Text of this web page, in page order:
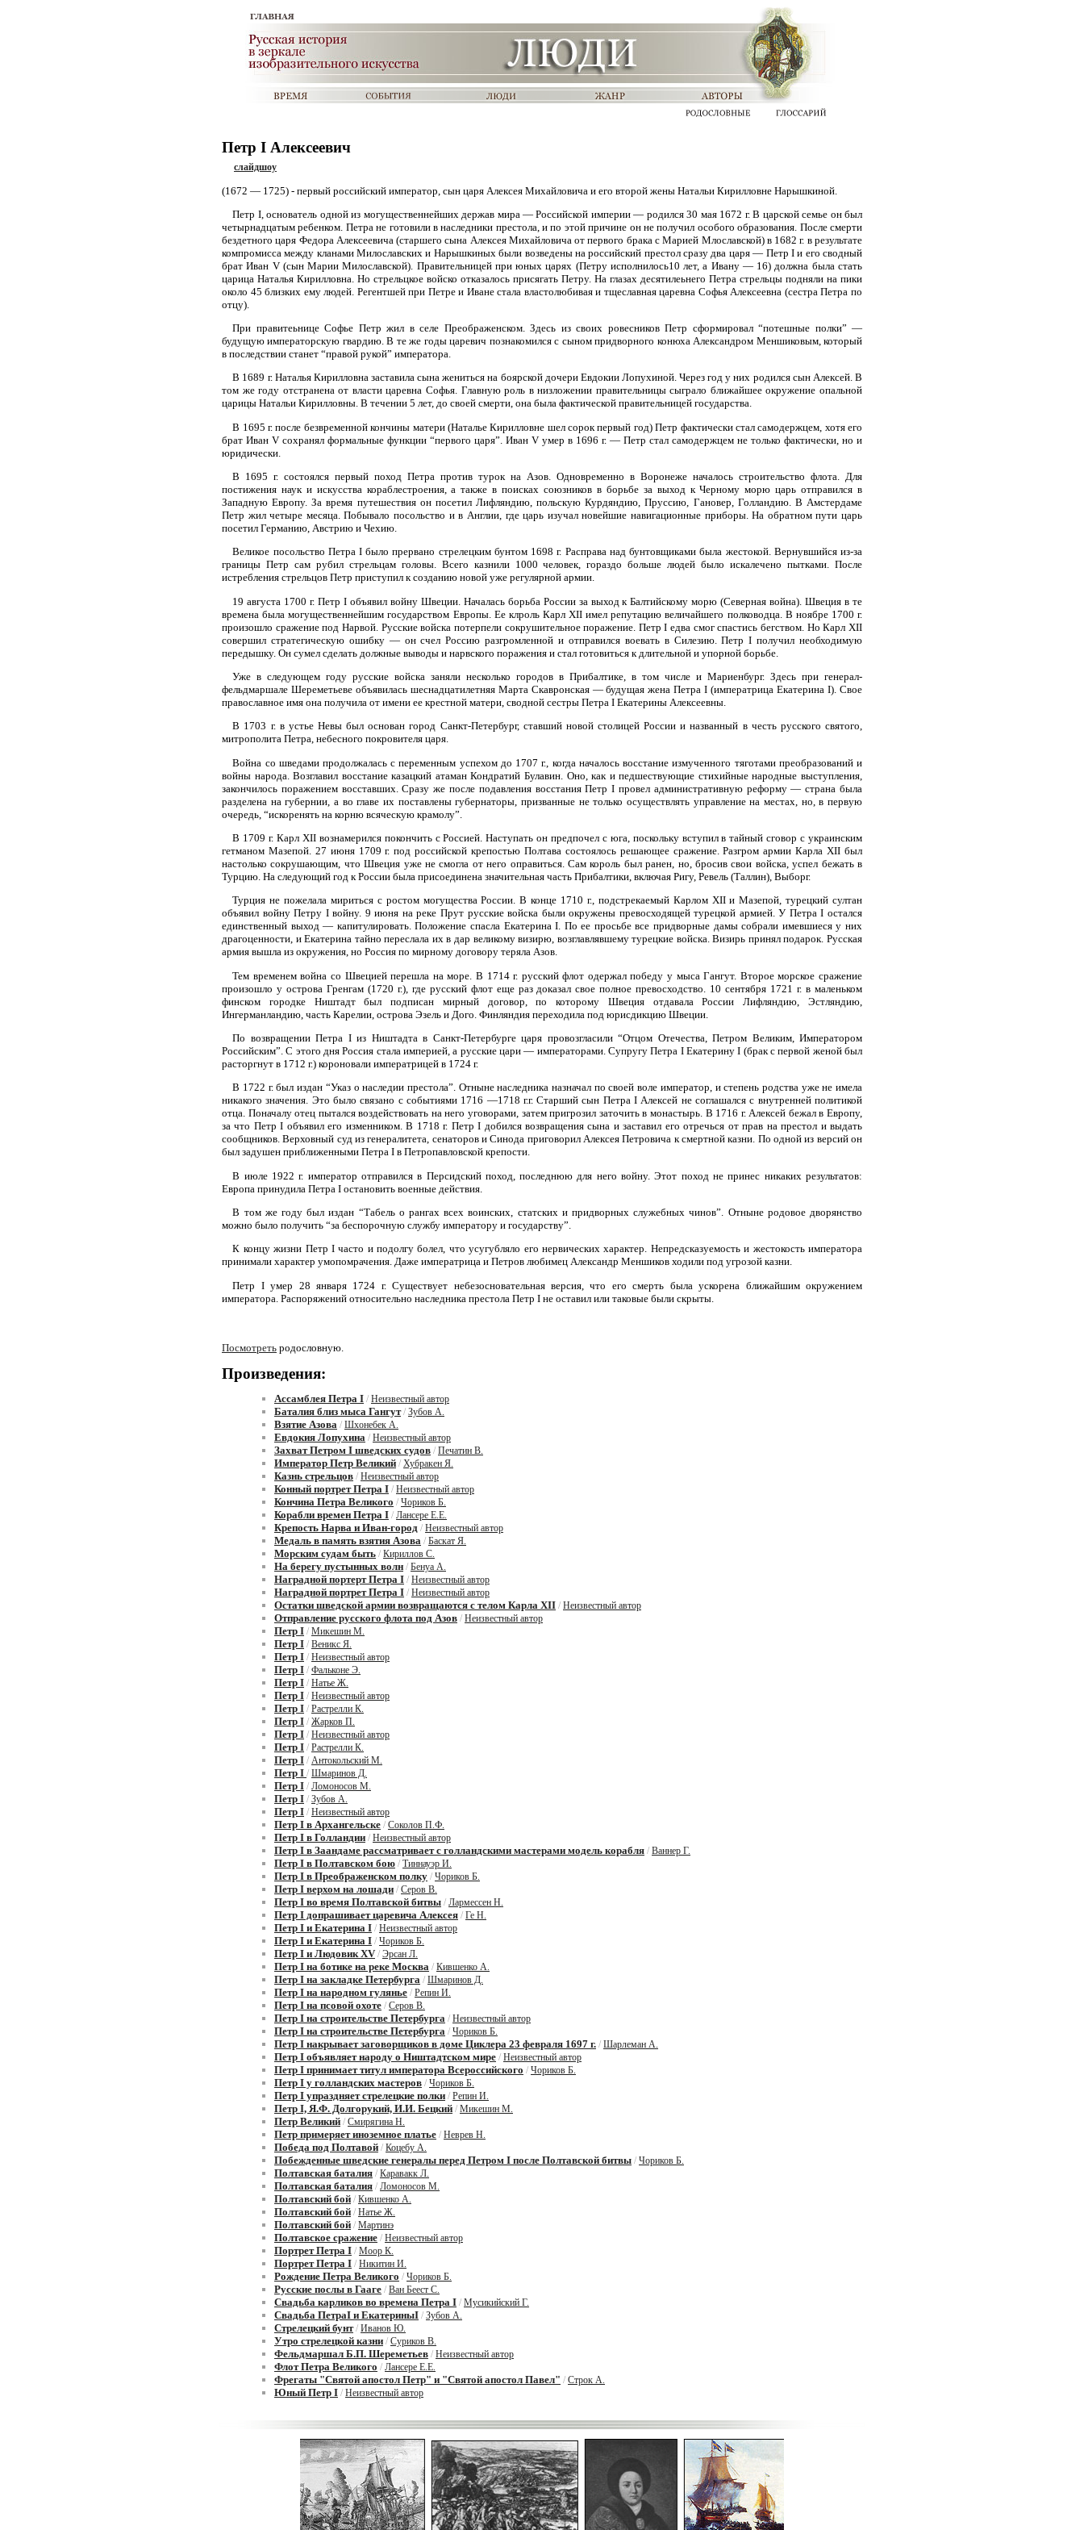
Петр I Алексеевич
слайдшоу
(1672 — 1725) - первый российский император, сын царя Алексея Михайловича и его второй жены Натальи Кирилловне Нарышкиной.
Петр I, основатель одной из могущественнейших держав мира — Российской империи — родился 30 мая 1672 г. В царской семье он был
четырнадцатым ребенком. Петра не готовили в наследники престола, и по этой причине он не получил особого образования. После смерти
бездетного царя Федора Алексеевича (старшего сына Алексея Михайловича от первого брака с Марией Млославской) в 1682 г. в результате
компромисса между кланами Милославских и Нарышкиных были возведены на российский престол сразу два царя — Петр I и его сводный
брат Иван V (сын Марии Милославской). Правительницей при юных царях (Петру исполнилось10 лет, а Ивану — 16) должна была стать
царица Наталья Кирилловна. Но стрельцкое войско отказалось присягать Петру. На глазах десятилеьнего Петра стрельцы подняли на пики
около 45 близких ему людей. Регентшей при Петре и Иване стала властолюбивая и тщеславная царевна Софья Алексеевна (сестра Петра по
отцу).
При правитеьнице Софье Петр жил в селе Преображенском. Здесь из своих ровесников Петр сформировал “потешные полки” —
будущую императорскую гвардию. В те же годы царевич познакомился с сыном придворного конюха Александром Меншиковым, который
в последствии станет “правой рукой” императора.
В 1689 г. Наталья Кирилловна заставила сына жениться на боярской дочери Евдокии Лопухиной. Через год у них родился сын Алексей. В
том же году отстранена от власти царевна Софья. Главную роль в низложении правительницы сыграло ближайшее окружение опальной
царицы Натальи Кирилловны. В течении 5 лет, до своей смерти, она была фактической правительницей государства.
В 1695 г. после безвременной кончины матери (Наталье Кирилловне шел сорок первый год) Петр фактически стал самодержцем, хотя его
брат Иван V сохранял формальные функции “первого царя”. Иван V умер в 1696 г. — Петр стал самодержцем не только фактически, но и
юридически.
В 1695 г. состоялся первый поход Петра против турок на Азов. Одновременно в Воронеже началось строительство флота. Для
постижения наук и искусства кораблестроения, а также в поисках союзников в борьбе за выход к Черному морю царь отправился в
Западную Европу. За время путешествия он посетил Лифляндию, польскую Курдяндию, Пруссию, Гановер, Голландию. В Амстердаме
Петр жил четыре месяца. Побывало посольство и в Англии, где царь изучал новейшие навигационные приборы. На обратном пути царь
посетил Германию, Австрию и Чехию.
Великое посольство Петра I было прервано стрелецким бунтом 1698 г. Расправа над бунтовщиками была жестокой. Вернувшийся из-за
границы Петр сам рубил стрельцам головы. Всего казнили 1000 человек, гораздо больше людей было искалечено пытками. После
истребления стрельцов Петр приступил к созданию новой уже регулярной армии.
19 августа 1700 г. Петр I объявил войну Швеции. Началась борьба России за выход к Балтийскому морю (Северная война). Швеция в те
времена была могущественнейшим государством Европы. Ее клроль Карл XII имел репутацию величайшего полководца. В ноябре 1700 г.
произошло сражение под Нарвой. Русские войска потерпели сокрушительное поражение. Петр I едва смог спастись бегством. Но Карл XII
совершил стратегическую ошибку — он счел Россию разгромленной и отправился воевать в Силезию. Петр I получил необходимую
передышку. Он сумел сделать должные выводы и нарвского поражения и стал готовиться к длительной и упорной борьбе.
Уже в следующем году русские войска заняли несколько городов в Прибалтике, в том числе и Мариенбург. Здесь при генерал-
фельдмаршале Шереметьеве объявилась шеснадцатилетняя Марта Скавронская — будущая жена Петра I (императрица Екатерина I). Свое
православное имя она получила от имени ее крестной матери, сводной сестры Петра I Екатерины Алексеевны.
В 1703 г. в устье Невы был основан город Санкт-Петербург, ставший новой столицей России и названный в честь русского святого,
митрополита Петра, небесного покровителя царя.
Война со шведами продолжалась с переменным успехом до 1707 г., когда началось восстание измученного тяготами преобразований и
войны народа. Возглавил восстание казацкий атаман Кондратий Булавин. Оно, как и педшествующие стихийные народные выступления,
закончилось поражением восставших. Сразу же после подавления восстания Петр I провел административную реформу — страна была
разделена на губернии, а во главе их поставлены губернаторы, призванные не только осуществлять управление на местах, но, в первую
очередь, “искоренять на корню всяческую крамолу”.
В 1709 г. Карл XII вознамерился покончить с Россией. Наступать он предпочел с юга, поскольку вступил в тайный сговор с украинским
гетманом Мазепой. 27 июня 1709 г. под российской крепостью Полтава состоялось решающее сражение. Разгром армии Карла XII был
настолько сокрушающим, что Швеция уже не смогла от него оправиться. Сам король был ранен, но, бросив свои войска, успел бежать в
Турцию. На следующий год к России была присоединена значительная часть Прибалтики, включая Ригу, Ревель (Таллин), Выборг.
Турция не пожелала мириться с ростом могущества России. В конце 1710 г., подстрекаемый Карлом XII и Мазепой, турецкий султан
объявил войну Петру I войну. 9 июня на реке Прут русские войска были окружены превосходящей турецкой армией. У Петра I остался
единственный выход — капитулировать. Положение спасла Екатерина I. По ее просьбе все придворные дамы собрали имевшиеся у них
драгоценности, и Екатерина тайно переслала их в дар великому визирю, возглавлявшему турецкие войска. Визирь принял подарок. Русская
армия вышла из окружения, но Россия по мирному договору теряла Азов.
Тем временем война со Швецией перешла на море. В 1714 г. русский флот одержал победу у мыса Гангут. Второе морское сражение
произошло у острова Гренгам (1720 г.), где русский флот еще раз доказал свое полное превосходство. 10 сентября 1721 г. в маленьком
финском городке Ништадт был подписан мирный договор, по которому Швеция отдавала России Лифляндию, Эстляндию,
Ингерманландию, часть Карелии, острова Эзель и Дого. Финляндия переходила под юрисдикцию Швеции.
По возвращении Петра I из Ништадта в Санкт-Петербурге царя провозгласили “Отцом Отечества, Петром Великим, Императором
Российским”. С этого дня Россия стала империей, а русские цари — императорами. Супругу Петра I Екатерину I (брак с первой женой был
расторгнут в 1712 г.) короновали императрицей в 1724 г.
В 1722 г. был издан “Указ о наследии престола”. Отныне наследника назначал по своей воле император, и степень родства уже не имела
никакого значения. Это было связано с событиями 1716 —1718 г.г. Старший сын Петра I Алексей не соглашался с внутренней политикой
отца. Поначалу отец пытался воздействовать на него уговорами, затем пригрозил заточить в монастырь. В 1716 г. Алексей бежал в Европу,
за что Петр I объявил его изменником. В 1718 г. Петр I добился возвращения сына и заставил его отречься от прав на престол и выдать
сообщников. Верховный суд из генералитета, сенаторов и Синода приговорил Алексея Петровича к смертной казни. По одной из версий он
был задушен приближенными Петра I в Петропавловской крепости.
В июле 1922 г. император отправился в Персидский поход, последнюю для него войну. Этот поход не принес никаких результатов:
Европа принудила Петра I остановить военные действия.
В том же году был издан “Табель о рангах всех воинских, статских и придворных служебных чинов”. Отныне родовое дворянство
можно было получить “за беспорочную службу императору и государству”.
К концу жизни Петр I часто и подолгу болел, что усугубляло его нервических характер. Непредсказуемость и жестокость императора
принимали характер умопомрачения. Даже императрица и Петров любимец Александр Меншиков ходили под угрозой казни.
Петр I умер 28 января 1724 г. Существует небезосновательная версия, что его смерть была ускорена ближайшим окружением
императора. Распоряжений относительно наследника престола Петр I не оставил или таковые были скрыты.
Посмотреть родословную.
Произведения:
Ассамблея Петра I / Неизвестный автор
Баталия близ мыса Гангут / Зубов А.
Взятие Азова / Шхонебек А.
Евдокия Лопухина / Неизвестный автор
Захват Петром I шведских судов / Печатин В.
Император Петр Великий / Хубракен Я.
Казнь стрельцов / Неизвестный автор
Конный портрет Петра I / Неизвестный автор
Кончина Петра Великого / Чориков Б.
Корабли времен Петра I / Лансере Е.Е.
Крепость Нарва и Иван-город / Неизвестный автор
Медаль в память взятия Азова / Баскат Я.
Морским судам быть / Кириллов С.
На берегу пустынных волн / Бенуа А.
Наградной портерт Петра I / Неизвестный автор
Наградной портрет Петра I / Неизвестный автор
Остатки шведской армии возвращаются с телом Карла XII / Неизвестный автор
Отправление русского флота под Азов / Неизвестный автор
Петр I / Микешин М.
Петр I / Веникс Я.
Петр I / Неизвестный автор
Петр I / Фальконе Э.
Петр I / Натье Ж.
Петр I / Неизвестный автор
Петр I / Растрелли К.
Петр I / Жарков П.
Петр I / Неизвестный автор
Петр I / Растрелли К.
Петр I / Антокольский М.
Петр I / Шмаринов Д.
Петр I / Ломоносов М.
Петр I / Зубов А.
Петр I / Неизвестный автор
Петр I в Архангельске / Соколов П.Ф.
Петр I в Голландии / Неизвестный автор
Петр I в Заандаме рассматривает с голландскими мастерами модель корабля / Ваннер Г.
Петр I в Полтавском бою / Тиннауэр И.
Петр I в Преображенском полку / Чориков Б.
Петр I верхом на лошади / Серов В.
Петр I во время Полтавской битвы / Лармессен Н.
Петр I допрашивает царевича Алексея / Ге Н.
Петр I и Екатерина I / Неизвестный автор
Петр I и Екатерина I / Чориков Б.
Петр I и Людовик XV / Эрсан Л.
Петр I на ботике на реке Москва / Кившенко А.
Петр I на закладке Петербурга / Шмаринов Д.
Петр I на народном гулянье / Репин И.
Петр I на псовой охоте / Серов В.
Петр I на строительстве Петербурга / Неизвестный автор
Петр I на строительстве Петербурга / Чориков Б.
Петр I накрывает заговорщиков в доме Циклера 23 февраля 1697 г. / Шарлеман А.
Петр I объявляет народу о Ништадтском мире / Неизвестный автор
Петр I принимает титул императора Всероссийского / Чориков Б.
Петр I у голландских мастеров / Чориков Б.
Петр I упраздняет стрелецкие полки / Репин И.
Петр I, Я.Ф. Долгорукий, И.И. Бецкий / Микешин М.
Петр Великий / Смирягина Н.
Петр примеряет иноземное платье / Неврев Н.
Победа под Полтавой / Коцебу А.
Побежденные шведские генералы перед Петром I после Полтавской битвы / Чориков Б.
Полтавская баталия / Каравакк Л.
Полтавская баталия / Ломоносов М.
Полтавский бой / Кившенко А.
Полтавский бой / Натье Ж.
Полтавский бой / Мартинэ
Полтавское сражение / Неизвестный автор
Портрет Петра I / Моор К.
Портрет Петра I / Никитин И.
Рождение Петра Великого / Чориков Б.
Русские послы в Гааге / Ван Беест С.
Свадьба карликов во времена Петра I / Мусикийский Г.
Свадьба ПетраI и ЕкатериныI / Зубов А.
Стрелецкий бунт / Иванов Ю.
Утро стрелецкой казни / Суриков В.
Фельдмаршал Б.П. Шереметьев / Неизвестный автор
Флот Петра Великого / Лансере Е.Е.
Фрегаты "Святой апостол Петр" и "Святой апостол Павел" / Строк А.
Юный Петр I / Неизвестный автор